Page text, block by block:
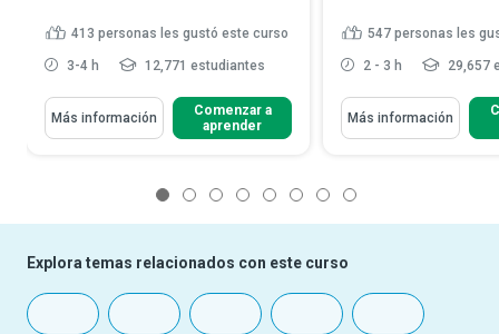
413 personas les gustó este curso
3-4 h 12,771 estudiantes
Más información
Comenzar a
aprender
547 personas les
2 - 3 h 29,657
Más información
Explora temas relacionados con este curso